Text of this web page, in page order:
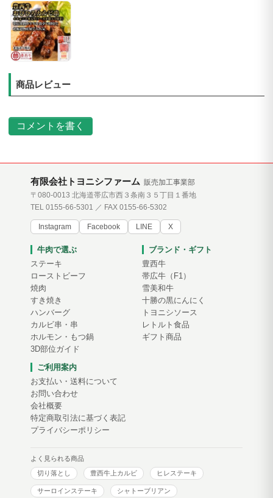
商品レビュー
コメントを書く
有限会社トヨニシファーム 販売加工事業部
〒080-0013 北海道帯広市西３条南３５丁目１番地
TEL 0155-66-5301 ／ FAX 0155-66-5302
Instagram Facebook LINE X
牛肉で選ぶ
ステーキ
ローストビーフ
焼肉
すき焼き
ハンバーグ
カルビ串・串
ホルモン・もつ鍋
3D部位ガイド
ブランド・ギフト
豊西牛
帯広牛（F1）
雪美和牛
十勝の黒にんにく
トヨニシソース
レトルト食品
ギフト商品
ご利用案内
お支払い・送料について
お問い合わせ
会社概要
特定商取引法に基づく表記
プライバシーポリシー
よく見られる商品
切り落とし
豊西牛上カルビ ヒレステーキ
サーロインステーキ シャトーブリアン